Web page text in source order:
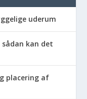
uderum
kan det
placering af